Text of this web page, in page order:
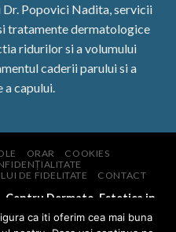
Popovici Nadita, servicii
tratamente dermatologice
ridurilor si a volumului
caderii parului si a
a capului.
ORAR
COOKIES
DE FIDELITATE
CONTACT
Centru Dermato-Estetica in
complete de dermatologie,
ca iti oferim cea mai buna